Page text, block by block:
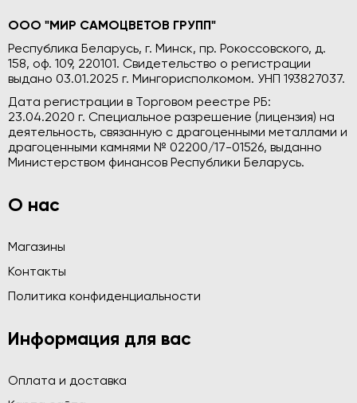
ООО "МИР САМОЦВЕТОВ ГРУПП"
Республика Беларусь, г. Минск, пр. Рокоссовского, д.
158, оф. 109, 220101. Свидетельство о регистрации
выдано 03.01.2025 г. Мингорисполкомом. УНП 193827037.
Дата регистрации в Торговом реестре РБ:
23.04.2020 г. Специальное разрешение (лицензия) на
деятельность, связанную с драгоценными металлами и
драгоценными камнями № 02200/17-01526, выданно
Министерством финансов Республики Беларусь.
О нас
Магазины
Контакты
Политика конфиденциальности
Информация для вас
Оплата и доставка